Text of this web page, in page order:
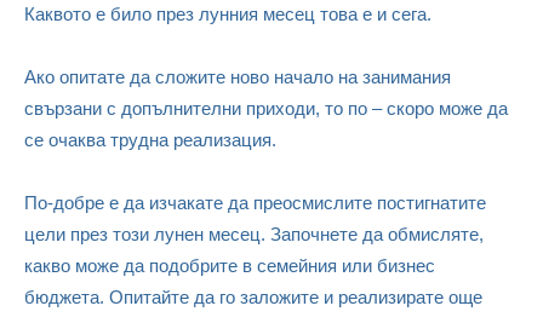
Каквото е било през лунния месец това е и сега.
Ако опитате да сложите ново начало на занимания
свързани с допълнителни приходи, то по – скоро може да
се очаква трудна реализация.
По-добре е да изчакате да преосмислите постигнатите
цели през този лунен месец. Започнете да обмисляте,
какво може да подобрите в семейния или бизнес
бюджета. Опитайте да го заложите и реализирате още